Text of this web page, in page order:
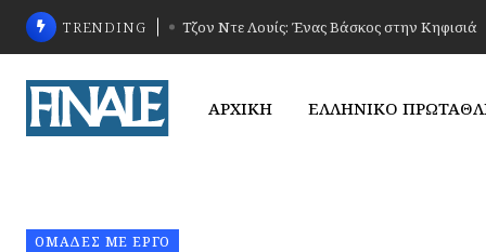
TRENDING Τζον Ντε Λουίς: Ένας Βάσκος στην Κηφισιά
ΑΡΧΙΚΗ ΕΛΛΗΝΙΚΟ
ΟΜΆΔΕΣ ΜΕ ΈΡΓΟ